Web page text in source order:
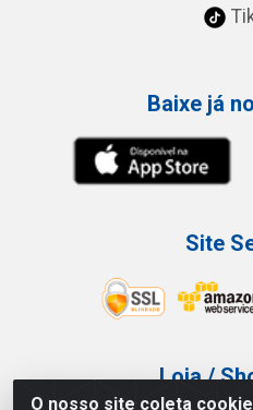
O nosso site coleta
Baixe já
Site
Loja /